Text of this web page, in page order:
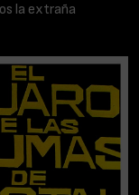
la extraña